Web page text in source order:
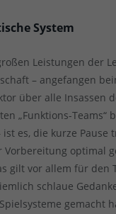
System
Leistungen der
– angefangen
über alle Insassen
„Funktions-Teams“
ist es, die kurze Pause
Vorbereitung optimal
gilt vor allem für den
schlaue
gemacht